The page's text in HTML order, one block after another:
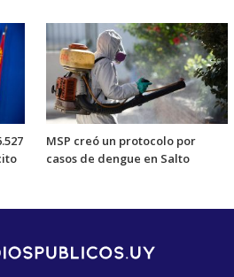
MSP creó un protocolo por
casos de dengue en Salto